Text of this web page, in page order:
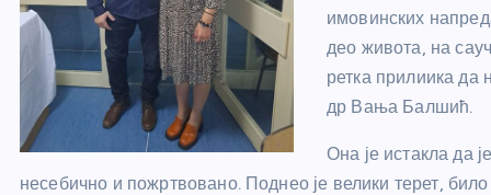
имовинских
део живота, на
ретка прилиика да
др Вања Балшић.
Она је истакла да
несебично и пожртвовано. Поднео је велики терет,